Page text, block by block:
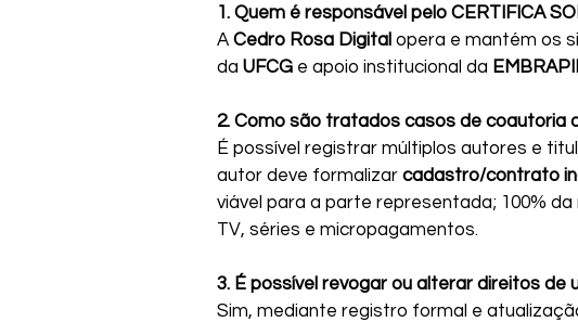
1. Quem é responsável pelo CERTIFICA
A Cedro Rosa Digital opera e mantém os
da UFCG e apoio institucional da EMBRAPII
2. Como são tratados casos de coautoria
É possível registrar múltiplos autores e
autor deve formalizar cadastro/contrato
viável para a parte representada; 100%
TV, séries e micropagamentos.
3. É possível revogar ou alterar direitos de
Sim, mediante registro formal e